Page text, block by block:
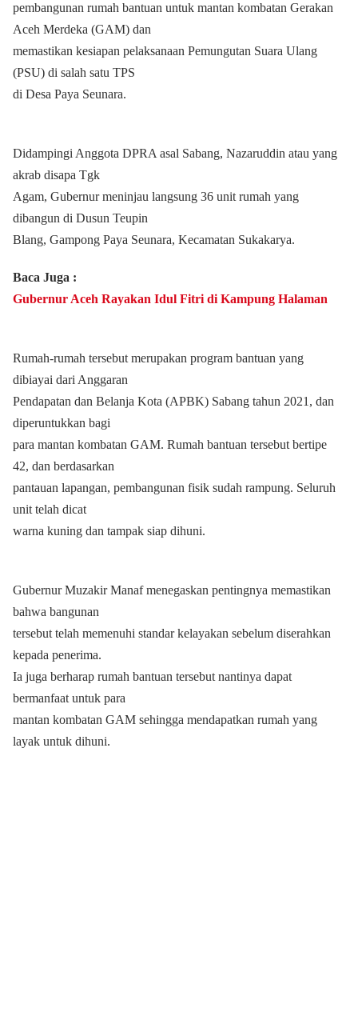
pembangunan rumah bantuan untuk mantan kombatan Gerakan
Aceh Merdeka (GAM) dan
memastikan kesiapan pelaksanaan Pemungutan Suara Ulang
(PSU) di salah satu TPS
di Desa Paya Seunara.
Didampingi Anggota DPRA asal Sabang, Nazaruddin atau yang
akrab disapa Tgk
Agam, Gubernur meninjau langsung 36 unit rumah yang
dibangun di Dusun Teupin
Blang, Gampong Paya Seunara, Kecamatan Sukakarya.
Baca Juga :
Gubernur Aceh Rayakan Idul Fitri di Kampung Halaman
Rumah-rumah tersebut merupakan program bantuan yang
dibiayai dari Anggaran
Pendapatan dan Belanja Kota (APBK) Sabang tahun 2021, dan
diperuntukkan bagi
para mantan kombatan GAM. Rumah bantuan tersebut bertipe
42, dan berdasarkan
pantauan lapangan, pembangunan fisik sudah rampung. Seluruh
unit telah dicat
warna kuning dan tampak siap dihuni.
Gubernur Muzakir Manaf menegaskan pentingnya memastikan
bahwa bangunan
tersebut telah memenuhi standar kelayakan sebelum diserahkan
kepada penerima.
Ia juga berharap rumah bantuan tersebut nantinya dapat
bermanfaat untuk para
mantan kombatan GAM sehingga mendapatkan rumah yang
layak untuk dihuni.